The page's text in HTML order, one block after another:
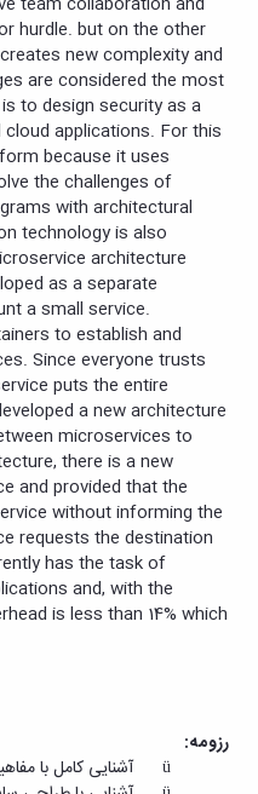
hurdle. but on the other
new complexity and
are considered the most
to design security as a
applications. For this
because it uses
the challenges of
with architectural
technology is also
architecture
as a separate
a small service.
to establish and
Since everyone trusts
puts the entire
a new architecture
microservices to
there is a new
and provided that the
without informing the
requests the destination
has the task of
and, with the
is less than 14% which
رزومه:
ü آشنایی کامل با مفاهیم شبکه‌های کامپیوتری